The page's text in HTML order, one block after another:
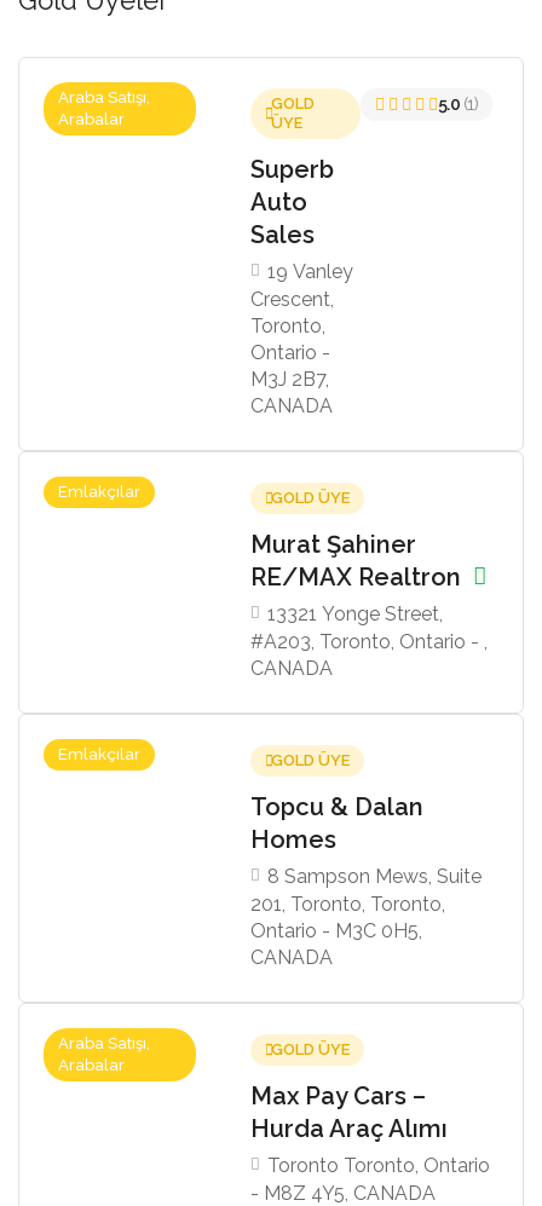
Araba Satışı,
Arabalar
GOLD
ÜYE
Superb
Auto
Sales
19 Vanley
Crescent,
Toronto,
Ontario -
M3J 2B7,
CANADA
5.0 (1)
Emlakçılar GOLD ÜYE
Murat Şahiner
RE/MAX Realtron
13321 Yonge Street,
#A203, Toronto, Ontario - ,
CANADA
Emlakçılar GOLD ÜYE
Topcu & Dalan
Homes
8 Sampson Mews, Suite
201, Toronto, Toronto,
Ontario - M3C 0H5,
CANADA
Araba Satışı,
Arabalar
GOLD ÜYE
Max Pay Cars –
Hurda Araç Alımı
Toronto Toronto, Ontario
- M8Z 4Y5, CANADA